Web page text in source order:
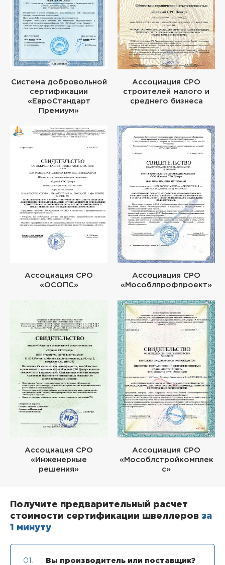
Система добровольной
сертификации
«ЕвроСтандарт
Премиум»
Ассоциация СРО
строителей малого и
среднего бизнеса
Ассоциация СРО
«ОСОПС»
Ассоциация СРО
«Мособлпрофпроект»
Ассоциация СРО
«Инженерные
решения»
Ассоциация СРО
«Мособлстройкомплек
с»
Получите предварительный расчет
стоимости сертификации швеллеров за
1 минуту
01. Вы производитель или поставщик?